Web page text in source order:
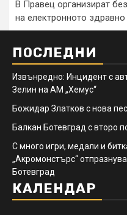
В Правец организират
на електронното
ПОСЛЕДНИ
Извънредно: Инцидент с
Зелин на АМ „Хемус“
Божидар Златков с нова
Балкан Ботевград с второ
С много игри, медали и
„Акромонстърс“
Ботевград
КАЛЕНДАР